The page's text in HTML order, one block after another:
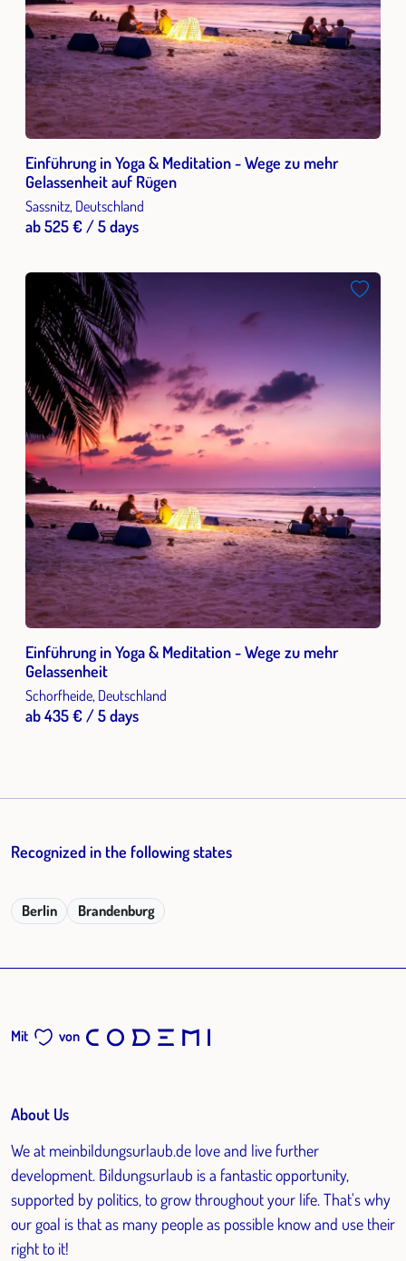
den Körper, sondern auch den Geist und das Herz zu
stärken.
Einführung in Yoga & Meditation - Wege zu mehr
Gelassenheit auf Rügen
Sassnitz, Deutschland
ab 525 € / 5 days
Einführung in Yoga & Meditation - Wege zu mehr
Gelassenheit
Schorfheide, Deutschland
ab 435 € / 5 days
Recognized in the following states
Berlin Brandenburg
Mit von
About Us
We at meinbildungsurlaub.de love and live further
development. Bildungsurlaub is a fantastic opportunity,
supported by politics, to grow throughout your life. That's why
our goal is that as many people as possible know and use their
right to it!